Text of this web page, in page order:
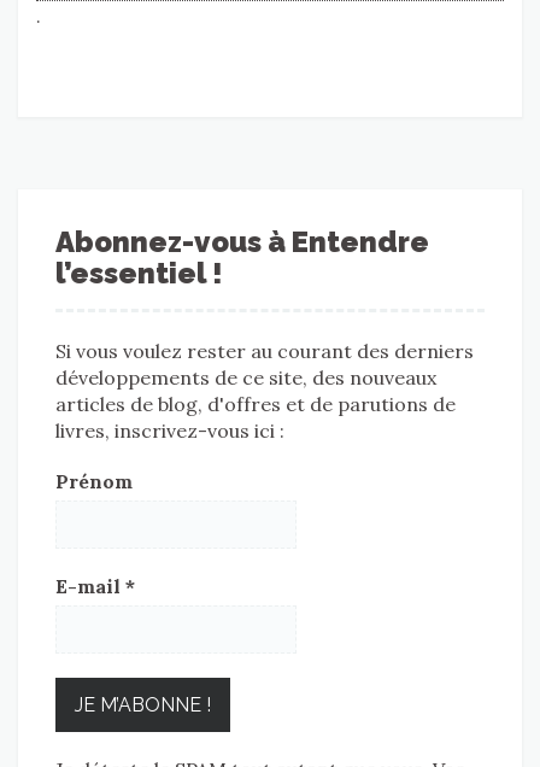
.
Abonnez-vous à Entendre
l’essentiel !
Si vous voulez rester au courant des derniers
développements de ce site, des nouveaux
articles de blog, d'offres et de parutions de
livres, inscrivez-vous ici :
Prénom
E-mail *